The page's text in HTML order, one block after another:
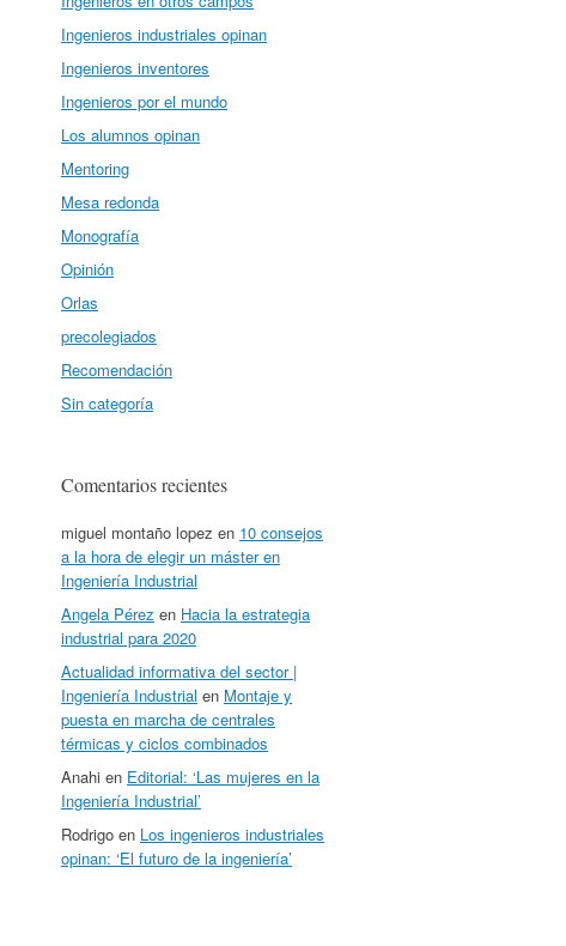
Ingenieros industriales opinan
Ingenieros inventores
Ingenieros por el mundo
Los alumnos opinan
Mentoring
Mesa redonda
Monografía
Opinión
Orlas
precolegiados
Recomendación
Sin categoría
Comentarios recientes
miguel montaño lopez en 10 consejos
a la hora de elegir un máster en
Ingeniería Industrial
Angela Pérez en Hacia la estrategia
industrial para 2020
Actualidad informativa del sector |
Ingeniería Industrial en Montaje y
puesta en marcha de centrales
térmicas y ciclos combinados
Anahi en Editorial: ‘Las mujeres en la
Ingeniería Industrial’
Rodrigo en Los ingenieros industriales
opinan: ‘El futuro de la ingeniería’